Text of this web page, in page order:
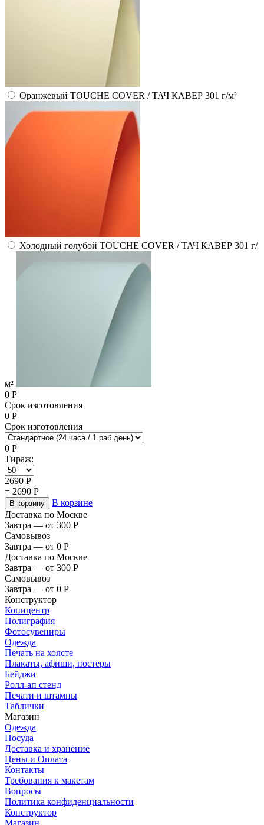
Оранжевый TOUCHE COVER / ТАЧ КАВЕР 301 г/м²
Холодный голубой TOUCHE COVER / ТАЧ КАВЕР 301 г/
м²
0 Р
Срок изготовления
0 Р
Срок изготовления
0 Р
Тираж:
2690 Р
= 2690 Р
В корзину
В корзине
Доставка по Москве
Завтра — от 300 Р
Самовывоз
Завтра — от 0 Р
Доставка по Москве
Завтра — от 300 Р
Самовывоз
Завтра — от 0 Р
Конструктор
Копицентр
Полиграфия
Фотосувениры
Одежда
Печать на холсте
Плакаты, афиши, постеры
Бейджи
Ролл-ап стенд
Печати и штампы
Таблички
Магазин
Одежда
Посуда
Доставка и хранение
Цены и Оплата
Контакты
Требования к макетам
Вопросы
Политика конфиденциальности
Конструктор
Магазин